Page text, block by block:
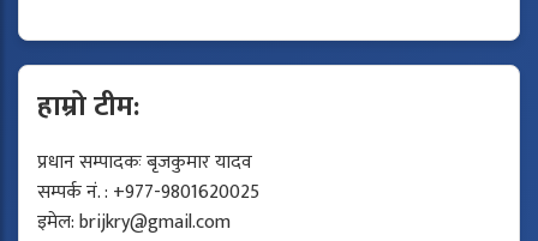
हाम्रो टीम:
प्रधान सम्पादकः बृजकुमार यादव
सम्पर्क नं. : +977-9801620025
इमेल:brijkry@gmail.com